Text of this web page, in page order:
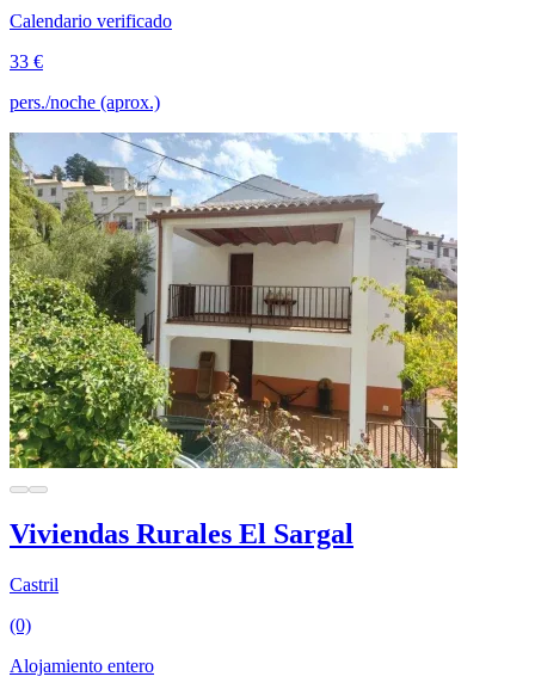
Calendario verificado
33 €
pers./noche (aprox.)
Viviendas Rurales El Sargal
Castril
(0)
Alojamiento entero